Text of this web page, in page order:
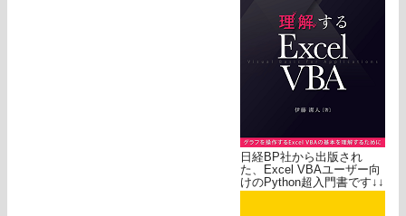
日経BP社から出版され
た、Excel VBAユーザー向
けのPython超入門書です↓↓